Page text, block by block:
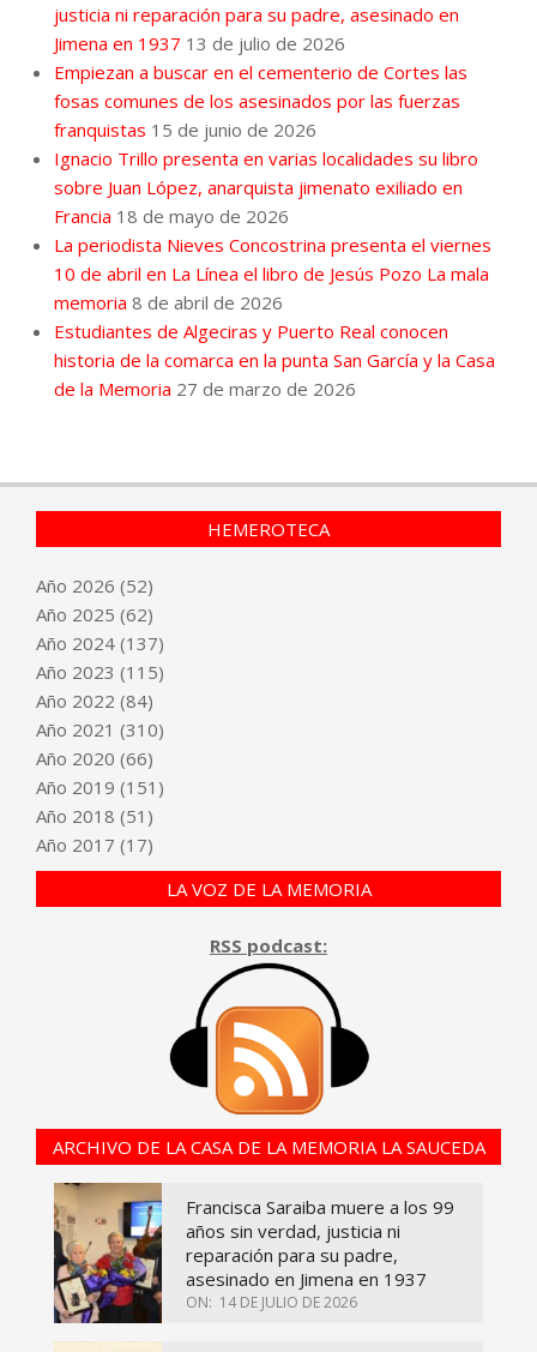
justicia ni reparación para su padre, asesinado en
Jimena en 1937 13 de julio de 2026
Empiezan a buscar en el cementerio de Cortes las
fosas comunes de los asesinados por las fuerzas
franquistas 15 de junio de 2026
Ignacio Trillo presenta en varias localidades su libro
sobre Juan López, anarquista jimenato exiliado en
Francia 18 de mayo de 2026
La periodista Nieves Concostrina presenta el viernes
10 de abril en La Línea el libro de Jesús Pozo La mala
memoria 8 de abril de 2026
Estudiantes de Algeciras y Puerto Real conocen
historia de la comarca en la punta San García y la Casa
de la Memoria 27 de marzo de 2026
HEMEROTECA
Año 2026 (52)
Año 2025 (62)
Año 2024 (137)
Año 2023 (115)
Año 2022 (84)
Año 2021 (310)
Año 2020 (66)
Año 2019 (151)
Año 2018 (51)
Año 2017 (17)
LA VOZ DE LA MEMORIA
RSS podcast:
ARCHIVO DE LA CASA DE LA MEMORIA LA SAUCEDA
Francisca Saraiba muere a los 99
años sin verdad, justicia ni
reparación para su padre,
asesinado en Jimena en 1937
ON: 14 DE JULIO DE 2026